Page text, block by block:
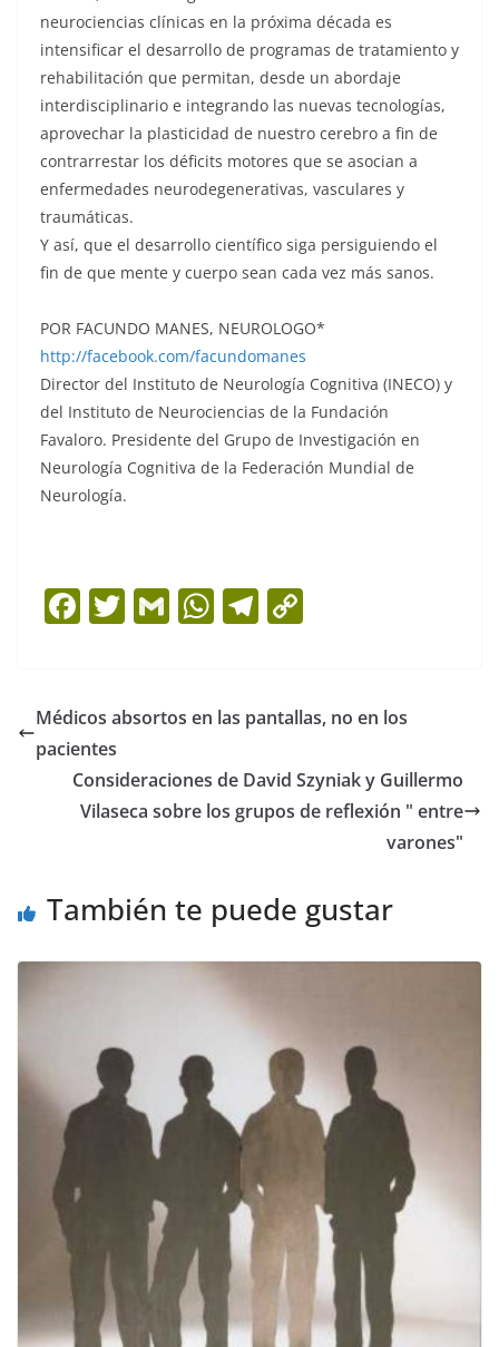
neurociencias clínicas en la próxima década es
intensificar el desarrollo de programas de tratamiento y
rehabilitación que permitan, desde un abordaje
interdisciplinario e integrando las nuevas tecnologías,
aprovechar la plasticidad de nuestro cerebro a fin de
contrarrestar los déficits motores que se asocian a
enfermedades neurodegenerativas, vasculares y
traumáticas.
Y así, que el desarrollo científico siga persiguiendo el
fin de que mente y cuerpo sean cada vez más sanos.
POR FACUNDO MANES, NEUROLOGO*
http://facebook.com/facundomanes
Director del Instituto de Neurología Cognitiva (INECO) y
del Instituto de Neurociencias de la Fundación
Favaloro. Presidente del Grupo de Investigación en
Neurología Cognitiva de la Federación Mundial de
Neurología.
F
e
b
o
o
T
er
G
l
W
s
p
p
T
gr
m
y
n
k
Médicos absortos en las pantallas, no en los
pacientes
Consideraciones de David Szyniak y Guillermo
Vilaseca sobre los grupos de reflexión " entre
varones"
También te puede gustar